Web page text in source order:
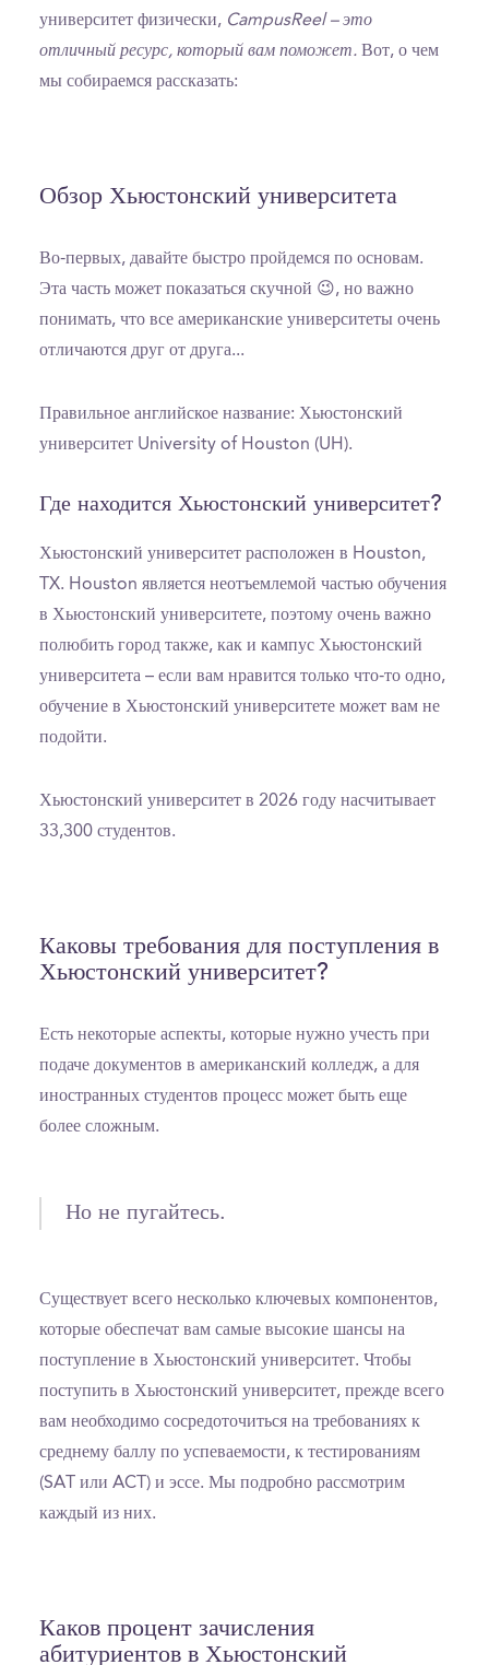
университет физически, CampusReel – это
отличный ресурс, который вам поможет. Вот, о чем
мы собираемся рассказать:
Обзор Хьюстонский университета
Во-первых, давайте быстро пройдемся по основам.
Эта часть может показаться скучной 😉, но важно
понимать, что все американские университеты очень
отличаются друг от друга...
Правильное английское название: Хьюстонский
университет University of Houston (UH).
Где находится Хьюстонский университет?
Хьюстонский университет расположен в Houston,
TX. Houston является неотъемлемой частью обучения
в Хьюстонский университете, поэтому очень важно
полюбить город также, как и кампус Хьюстонский
университета – если вам нравится только что-то одно,
обучение в Хьюстонский университете может вам не
подойти.
Хьюстонский университет в 2026 году насчитывает
33,300 студентов.
Каковы требования для поступления в
Хьюстонский университет?
Есть некоторые аспекты, которые нужно учесть при
подаче документов в американский колледж, а для
иностранных студентов процесс может быть еще
более сложным.
Но не пугайтесь.
Существует всего несколько ключевых компонентов,
которые обеспечат вам самые высокие шансы на
поступление в Хьюстонский университет. Чтобы
поступить в Хьюстонский университет, прежде всего
вам необходимо сосредоточиться на требованиях к
среднему баллу по успеваемости, к тестированиям
(SAT или ACT) и эссе. Мы подробно рассмотрим
каждый из них.
Каков процент зачисления
абитуриентов в Хьюстонский